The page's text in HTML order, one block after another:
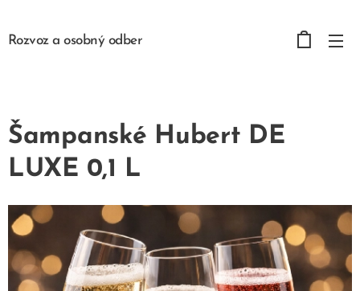
Rozvoz a osobný odber
Šampanské Hubert DE
LUXE 0,1 L